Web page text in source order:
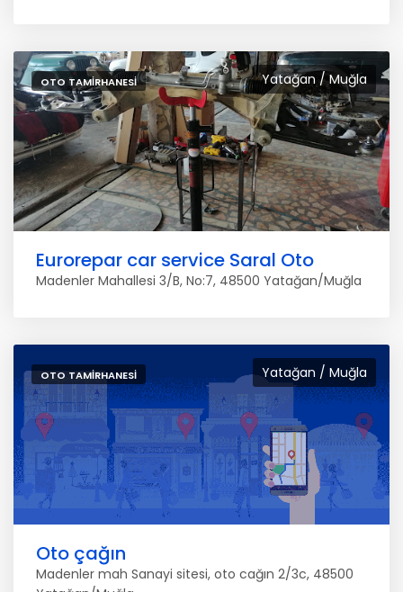
Yatağan / Muğla
OTO TAMIRHANESI
Eurorepar car service Saral Oto
Madenler Mahallesi 3/B, No:7, 48500 Yatağan/Muğla
Yatağan / Muğla
OTO TAMIRHANESI
Oto çağın
Madenler mah Sanayi sitesi, oto cağın 2/3c, 48500